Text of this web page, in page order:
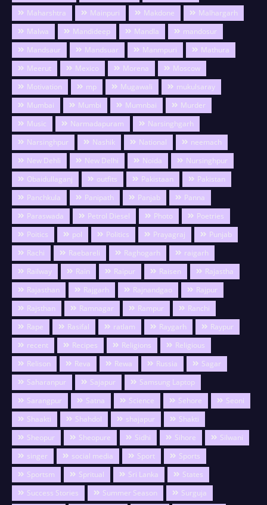
Maharshtra
Mainpuri Makdone
Malhargarh
Malwa
Mandideep Mandla
mandosur
Mandsaur
Mandsuar Manmpuri
Mathura
Meerut
Mexico Morena
Moscow
Motivation
mp Mugawali
mukulsaray
Mumbai
Mumbi Mumnbai
Murder
Music
Narmadapuram
Narsinghgarh
Narsinghpur
Nashik National
neemach
New Dehli
New Delhi Noida
Nursinghpur
Obaidullaganj
outfits Pakistaan
Pakistan
Panchkula
Panipath Panjab
Panna
Paraswada
Petrol Diesel Photo
Poetries
Poitics
pol Politics Prayagraj
Punjab
Rachi
Raebareli Raghogarh
raigarh
Railway
Rain Raipur Raisen
Rajastha
Rajasthan
Rajgarh Rajnandgao
Rajpur
Rajsthan
Ramnagar Rampur
Ranchi
Rape
Rasifal ratlam Raygarh
Raypur
recent
Recipes Religions
Religious
Relison
Reva Rewa Russia
Sagar
Saharanpur
Sajapur
Samsung Laptop
Sarangpur
Satna Science Sehore
Seoni
Shaakti
Shahdol shajapur
Shakti
Sheopur
Sheopure Sidhi Sihore
Silwani
singer
social media Sport
Sports
Sportsm
Spritual Sri Lanka
States
Success Stories
Summer Season
Surguja